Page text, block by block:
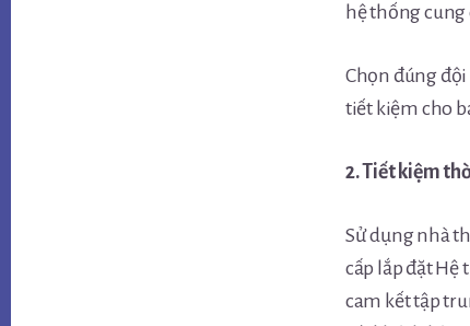
hệ thống cung
Chọn đúng
tiết kiệm cho
2. Tiết kiệm
Sử dụng nhà
cấp lắp đặt Hệ
cam kết tập